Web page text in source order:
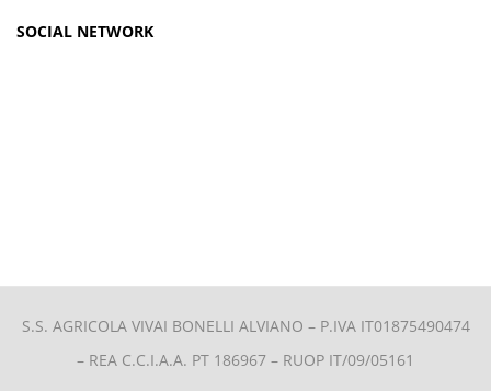
SOCIAL NETWORK
S.S. AGRICOLA VIVAI BONELLI ALVIANO – P.IVA IT01875490474
– REA C.C.I.A.A. PT 186967 – RUOP IT/09/05161